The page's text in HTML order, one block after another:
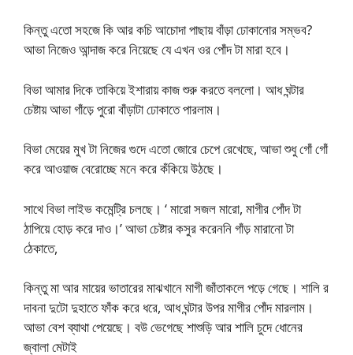
কিন্তু এতো সহজে কি আর কচি আচোদা পাছায় বাঁড়া ঢোকানোর সম্ভব?
আভা নিজেও আন্দাজ করে নিয়েছে যে এখন ওর পোঁদ টা মারা হবে।
বিভা আমার দিকে তাকিয়ে ইশারায় কাজ শুরু করতে বললো। আধ ঘন্টার
চেষ্টায় আভা গাঁড়ে পুরো বাঁড়াটা ঢোকাতে পারলাম।
বিভা মেয়ের মুখ টা নিজের গুদে এতো জোরে চেপে রেখেছে, আভা শুধু গোঁ গোঁ
করে আওয়াজ বেরোচ্ছে মনে করে কঁকিয়ে উঠছে।
সাথে বিভা লাইভ কমেন্ট্রি চলছে। ‘ মারো সজল মারো, মাগীর পোঁদ টা
ঠাপিয়ে হোড় করে দাও।’ আভা চেষ্টার কসুর করেননি গাঁড় মারানো টা
ঠেকাতে,
কিন্তু মা আর মায়ের ভাতারের মাঝখানে মাগী জাঁতাকলে পড়ে গেছে। শালি র
দাবনা দুটো দুহাতে ফাঁক করে ধরে, আধ ঘন্টার উপর মাগীর পোঁদ মারলাম।
আভা বেশ ব্যাথা পেয়েছে। বউ ভেগেছে শাশুড়ি আর শালি চুদে ধোনের
জ্বালা মেটাই